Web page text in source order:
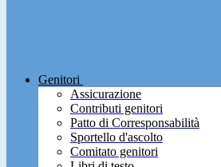
Genitori
Assicurazione
Contributi genitori
Patto di Corresponsabilità
Sportello d'ascolto
Comitato genitori